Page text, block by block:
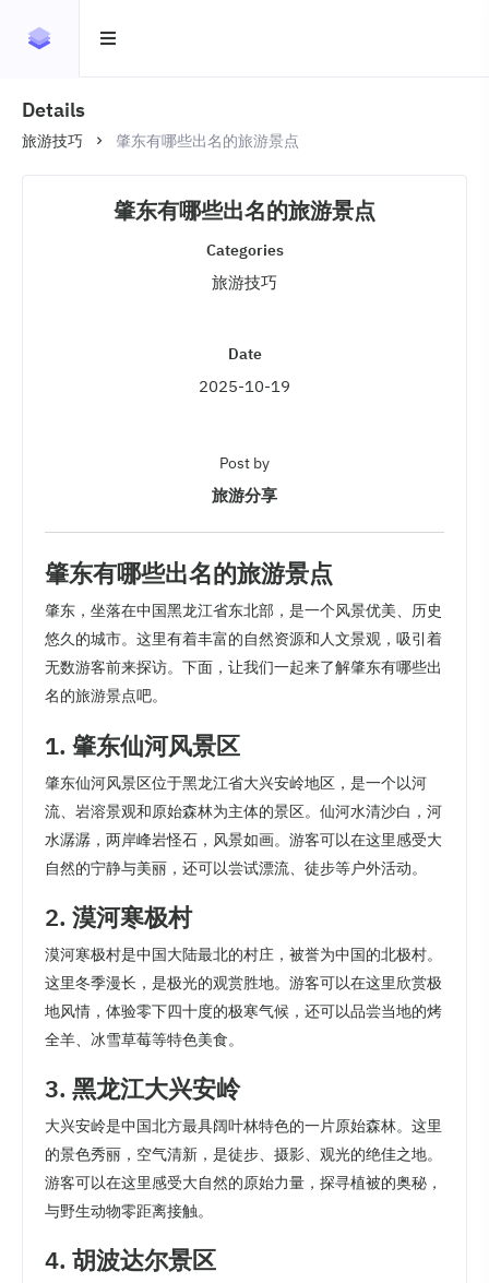
Details
旅游技巧 肇东有哪些出名的旅游景点
肇东有哪些出名的旅游景点
Categories
旅游技巧
Date
2025-10-19
Post by
旅游分享
肇东有哪些出名的旅游景点
肇东，坐落在中国黑龙江省东北部，是一个风景优美、历史
悠久的城市。这里有着丰富的自然资源和人文景观，吸引着
无数游客前来探访。下面，让我们一起来了解肇东有哪些出
名的旅游景点吧。
1. 肇东仙河风景区
肇东仙河风景区位于黑龙江省大兴安岭地区，是一个以河
流、岩溶景观和原始森林为主体的景区。仙河水清沙白，河
水潺潺，两岸峰岩怪石，风景如画。游客可以在这里感受大
自然的宁静与美丽，还可以尝试漂流、徒步等户外活动。
2. 漠河寒极村
漠河寒极村是中国大陆最北的村庄，被誉为中国的北极村。
这里冬季漫长，是极光的观赏胜地。游客可以在这里欣赏极
地风情，体验零下四十度的极寒气候，还可以品尝当地的烤
全羊、冰雪草莓等特色美食。
3. 黑龙江大兴安岭
大兴安岭是中国北方最具阔叶林特色的一片原始森林。这里
的景色秀丽，空气清新，是徒步、摄影、观光的绝佳之地。
游客可以在这里感受大自然的原始力量，探寻植被的奥秘，
与野生动物零距离接触。
4. 胡波达尔景区